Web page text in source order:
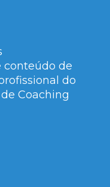
conteúdo de
do
Coaching